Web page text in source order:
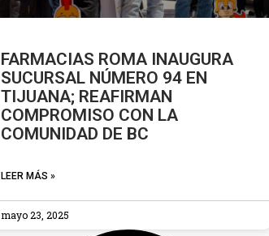
FARMACIAS ROMA INAUGURA
SUCURSAL NÚMERO 94 EN
TIJUANA; REAFIRMAN
COMPROMISO CON LA
COMUNIDAD DE BC
LEER MÁS »
mayo 23, 2025